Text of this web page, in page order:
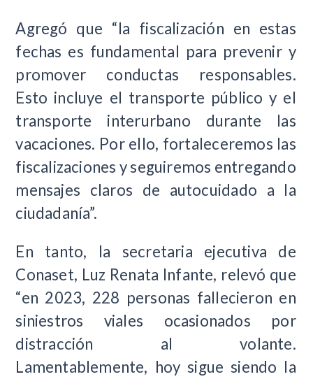
Agregó que “la fiscalización en estas
fechas es fundamental para prevenir y
promover conductas responsables.
Esto incluye el transporte público y el
transporte interurbano durante las
vacaciones. Por ello, fortaleceremos las
fiscalizaciones y seguiremos entregando
mensajes claros de autocuidado a la
ciudadanía”.
En tanto, la secretaria ejecutiva de
Conaset, Luz Renata Infante, relevó que
“en 2023, 228 personas fallecieron en
siniestros viales ocasionados por
distracción al volante.
Lamentablemente, hoy sigue siendo la